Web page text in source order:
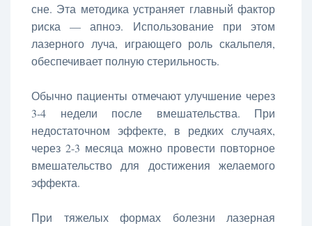
сне. Эта методика устраняет главный фактор
риска — апноэ. Использование при этом
лазерного луча, играющего роль скальпеля,
обеспечивает полную стерильность.
Обычно пациенты отмечают улучшение через
3-4 недели после вмешательства. При
недостаточном эффекте, в редких случаях,
через 2-3 месяца можно провести повторное
вмешательство для достижения желаемого
эффекта.
При тяжелых формах болезни лазерная